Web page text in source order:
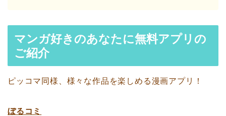
マンガ好きのあなたに無料アプリの
ご紹介
ピッコマ同様、様々な作品を楽しめる漫画アプリ！
ぼるコミ